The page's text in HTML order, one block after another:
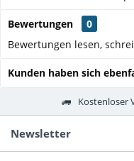
Bewertungen
0
Bewertungen lesen,
Kunden haben sich
Kostenloser
Newsletter